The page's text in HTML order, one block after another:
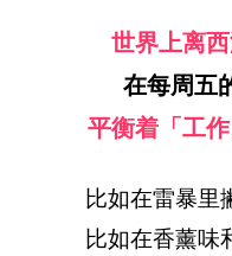
世界上离
在每周五
平衡着「工
比如在雷暴里
比如在香薰味